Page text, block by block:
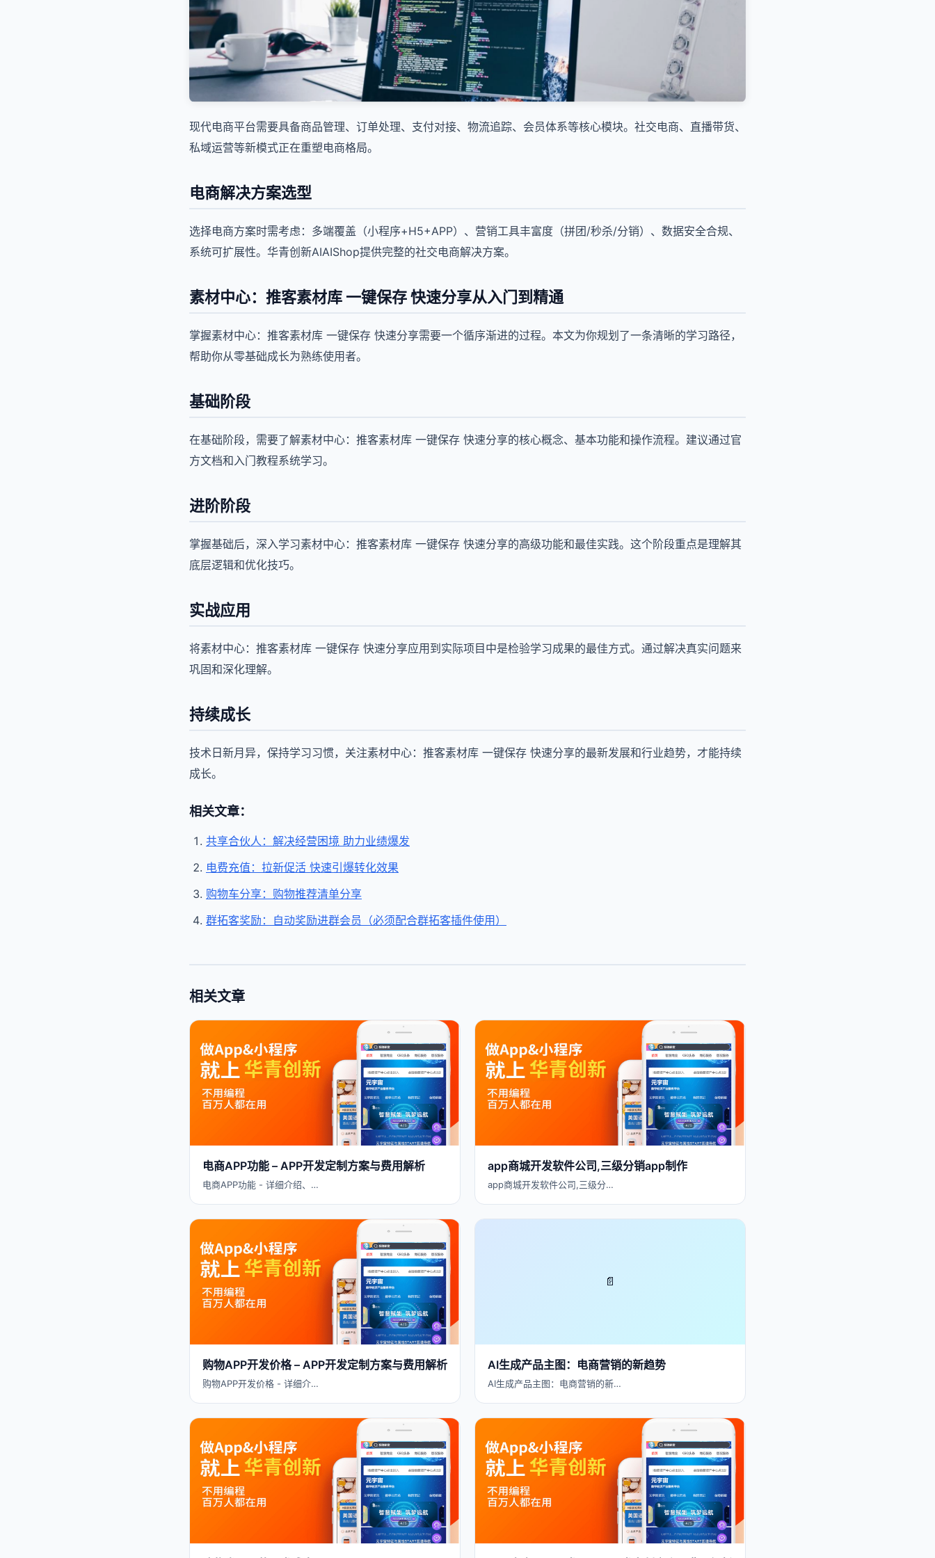
现代电商平台需要具备商品管理、订单处理、支付对接、物流追踪、会员体系等核心模块。社交电商、直播带货、
私域运营等新模式正在重塑电商格局。
电商解决方案选型
选择电商方案时需考虑：多端覆盖（小程序+H5+APP）、营销工具丰富度（拼团/秒杀/分销）、数据安全合规、
系统可扩展性。华青创新AIAIShop提供完整的社交电商解决方案。
素材中心：推客素材库 一键保存 快速分享从入门到精通
掌握素材中心：推客素材库 一键保存 快速分享需要一个循序渐进的过程。本文为你规划了一条清晰的学习路径，
帮助你从零基础成长为熟练使用者。
基础阶段
在基础阶段，需要了解素材中心：推客素材库 一键保存 快速分享的核心概念、基本功能和操作流程。建议通过官
方文档和入门教程系统学习。
进阶阶段
掌握基础后，深入学习素材中心：推客素材库 一键保存 快速分享的高级功能和最佳实践。这个阶段重点是理解其
底层逻辑和优化技巧。
实战应用
将素材中心：推客素材库 一键保存 快速分享应用到实际项目中是检验学习成果的最佳方式。通过解决真实问题来
巩固和深化理解。
持续成长
技术日新月异，保持学习习惯，关注素材中心：推客素材库 一键保存 快速分享的最新发展和行业趋势，才能持续
成长。
相关文章：
共享合伙人：解决经营困境 助力业绩爆发
电费充值：拉新促活 快速引爆转化效果
购物车分享：购物推荐清单分享
群拓客奖励：自动奖励进群会员（必须配合群拓客插件使用）
相关文章
电商APP功能 – APP开发定制方案与费用解析
电商APP功能 - 详细介绍、…
app商城开发软件公司,三级分销app制作
app商城开发软件公司,三级分…
购物APP开发价格 – APP开发定制方案与费用解析
购物APP开发价格 - 详细介…
📄
AI生成产品主图：电商营销的新趋势
AI生成产品主图：电商营销的新…